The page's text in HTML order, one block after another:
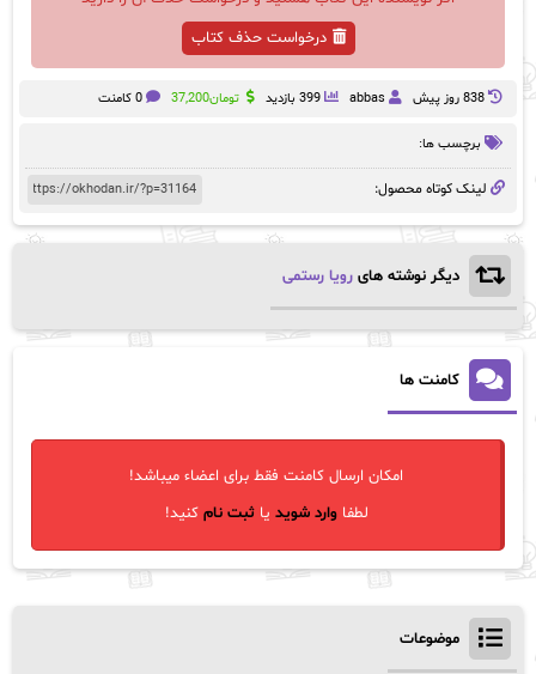
درخواست حذف کتاب
838 روز پيش abbas 399 بازدید تومان37,200 0 کامنت
برچسب ها:
لینک کوتاه محصول:
دیگر نوشته های رویا رستمی
کامنت ها
امکان ارسال کامنت فقط برای اعضاء میباشد!
لطفاوارد شوید یاثبت نام کنید!
موضوعات